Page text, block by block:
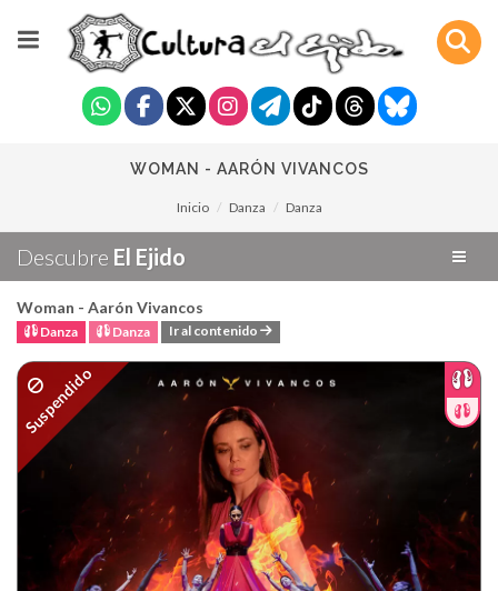
WOMAN - AARÓN VIVANCOS
Inicio Danza Danza
Descubre El Ejido
Woman - Aarón Vivancos
Danza Danza Ir al contenido
Suspendido